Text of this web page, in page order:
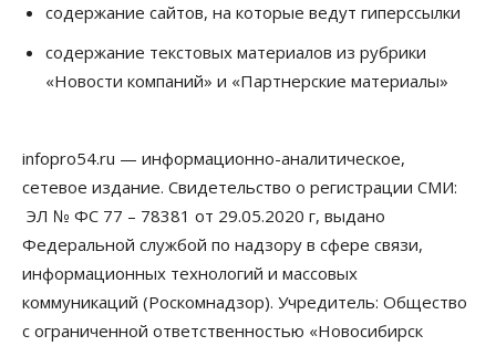
07 Августа 2026, 14:00
07 Августа 2026, 13:55
Авто Общество
Треть автовладельцев в Новосибирской области
«поставили машины на прикол»
07 Августа 2026, 13:00
Власть
содержание сайтов, на которые ведут гиперссылки
содержание текстовых материалов из рубрики
«Новости компаний» и «Партнерские материалы»
infopro54.ru — информационно-аналитическое,
сетевое издание. Свидетельство о регистрации СМИ:
ЭЛ № ФС 77 – 78381 от 29.05.2020 г, выдано
Федеральной службой по надзору в сфере связи,
информационных технологий и массовых
коммуникаций (Роскомнадзор). Учредитель: Общество
с ограниченной ответственностью «Новосибирск